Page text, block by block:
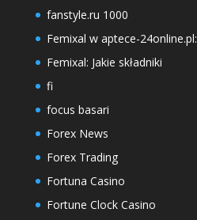
fanstyle.ru 1000
Femixal w aptece-24online.pl:
Femixal: Jakie składniki
fi
focus basari
Forex News
Forex Trading
Fortuna Casino
Fortune Clock Casino